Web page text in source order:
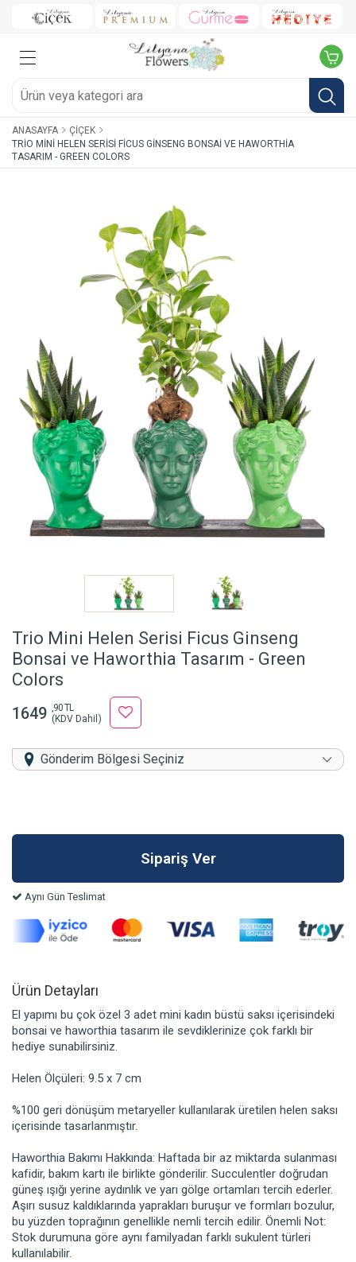
ANASAYFA
ÇIÇEK
TRIO MINI HELEN SERISI FICUS GINSENG BONSAI VE HAWORTHIA
TASARIM - GREEN COLORS
Trio Mini Helen Serisi Ficus Ginseng
Bonsai ve Haworthia Tasarım - Green
Colors
1649 ,90 TL
(KDV Dahil)
Gönderim Bölgesi Seçiniz
Aynı Gün Teslimat
Ürün Detayları
El yapımı bu çok özel 3 adet mini kadın büstü saksı içerisindeki
bonsai ve haworthia tasarım ile sevdiklerinize çok farklı bir
hediye sunabilirsiniz.
Helen Ölçüleri: 9.5 x 7 cm
%100 geri dönüşüm metaryeller kullanılarak üretilen helen saksı
içerisinde tasarlanmıştır.
Haworthia Bakımı Hakkında: Haftada bir az miktarda sulanması
kafidir, bakım kartı ile birlikte gönderilir. Succulentler doğrudan
güneş ışığı yerine aydınlık ve yarı gölge ortamları tercih ederler.
Aşırı susuz kaldıklarında yaprakları buruşur ve formları bozulur,
bu yüzden toprağının genellikle nemli tercih edilir. Önemli Not:
Stok durumuna göre aynı familyadan farklı sukulent türleri
kullanılabilir.